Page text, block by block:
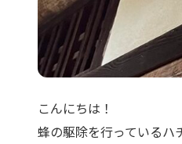
こんにちは！
蜂の駆除を行っているハ